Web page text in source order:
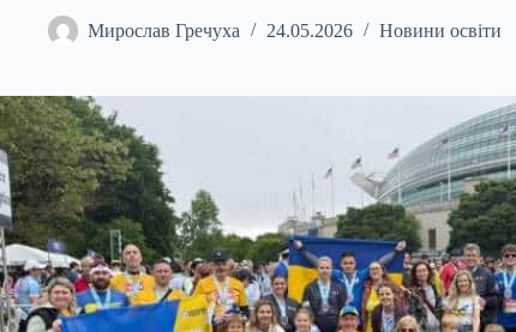
Мирослав Гречуха 24.05.2026 Новини освіти